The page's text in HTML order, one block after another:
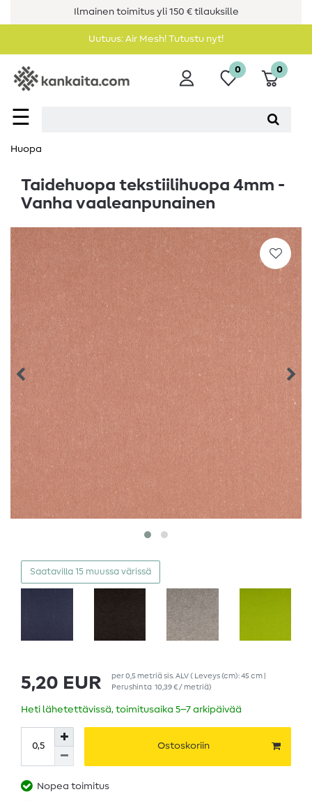
Ilmainen toimitus yli 150 € tilauksille
Uutuus: Air Mesh! Tutustu nyt!
☰
0 0
Huopa
Taidehuopa tekstiilihuopa 4mm -
Vanha vaaleanpunainen
Saatavilla 15 muussa värissä
5,20 EUR per0,5 metriäsis. ALV( Leveys (cm): 45 cm |
Perushinta 10,39 € / metriä)
Heti lähetettävissä, toimitusaika 5–7 arkipäivää
Ostoskoriin
Nopea toimitus